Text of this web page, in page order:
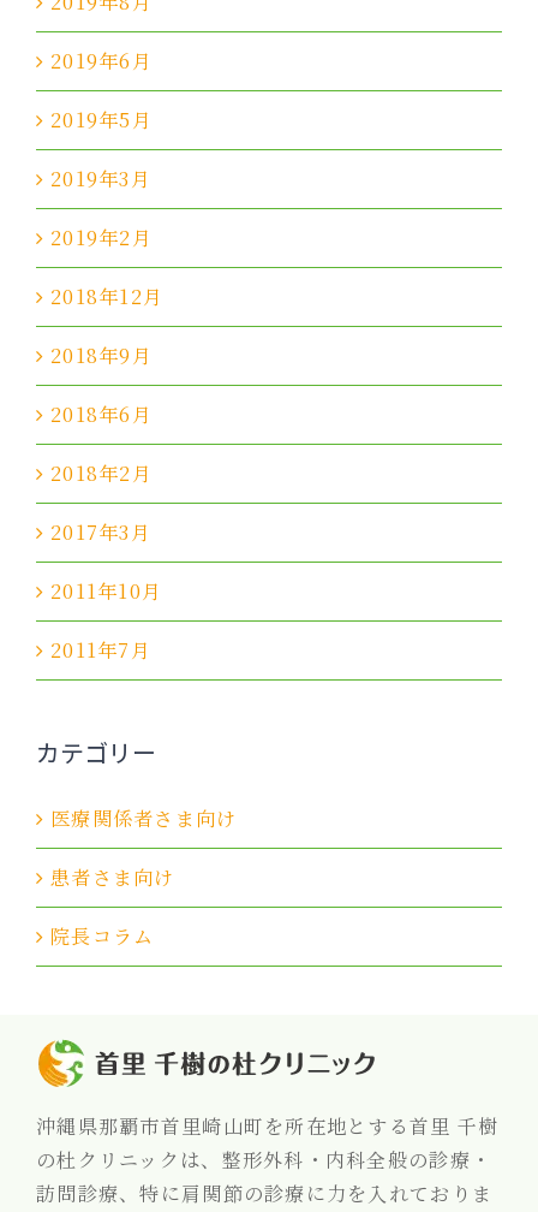
2019年6月
2019年5月
2019年3月
2019年2月
2018年12月
2018年9月
2018年6月
2018年2月
2017年3月
2011年10月
2011年7月
カテゴリー
医療関係者さま向け
患者さま向け
院長コラム
沖縄県那覇市首里崎山町を所在地とする首里 千樹
の杜クリニックは、整形外科・内科全般の診療・
訪問診療、特に肩関節の診療に力を入れておりま